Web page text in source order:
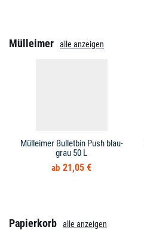
Mülleimer alle anzeigen
Mülleimer Bulletbin Push blau-
grau 50 L
21,05 €
Papierkorb alle anzeigen